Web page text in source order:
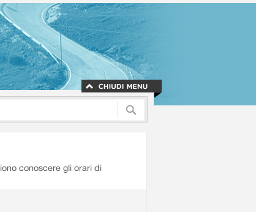
conoscere gli orari di